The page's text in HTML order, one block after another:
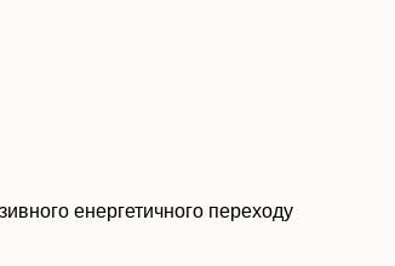
енергетичного переходу